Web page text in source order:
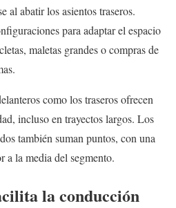
al abatir los asientos traseros.
para adaptar el espacio
maletas grandes o compras de
como los traseros ofrecen
incluso en trayectos largos. Los
también suman puntos, con una
a la media del segmento.
la conducción